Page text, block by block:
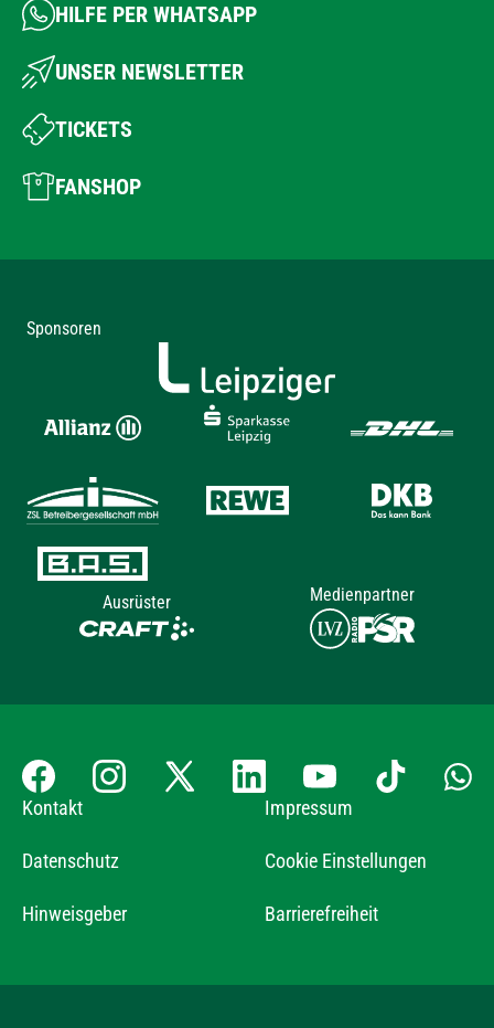
HILFE PER WHATSAPP
UNSER NEWSLETTER
TICKETS
FANSHOP
Sponsoren
Ausrüster Medienpartner
Kontakt Impressum
Datenschutz Cookie Einstellungen
Hinweisgeber Barrierefreiheit